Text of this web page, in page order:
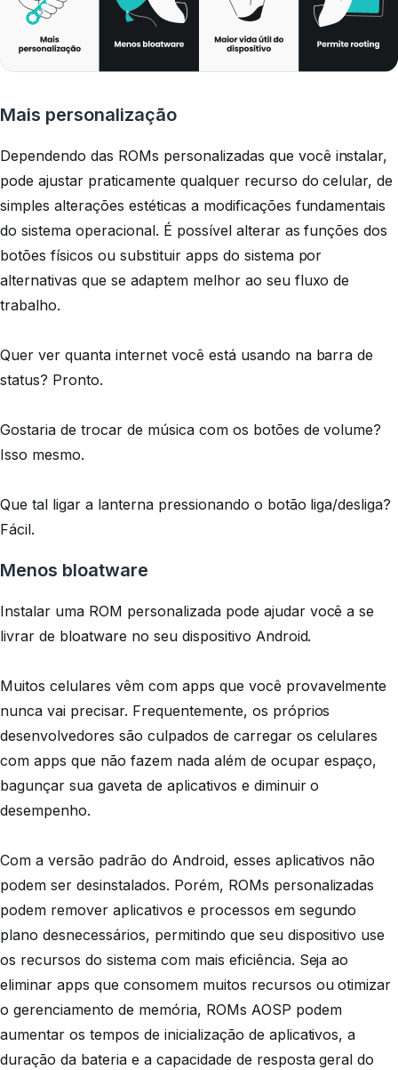
Mais personalização
Dependendo das ROMs personalizadas que você instalar,
pode ajustar praticamente qualquer recurso do celular, de
simples alterações estéticas a modificações fundamentais
do sistema operacional. É possível alterar as funções dos
botões físicos ou substituir apps do sistema por
alternativas que se adaptem melhor ao seu fluxo de
trabalho.
Quer ver quanta internet você está usando na barra de
status? Pronto.
Gostaria de trocar de música com os botões de volume?
Isso mesmo.
Que tal ligar a lanterna pressionando o botão liga/desliga?
Fácil.
Menos bloatware
Instalar uma ROM personalizada pode ajudar você a se
livrar de bloatware no seu dispositivo Android.
Muitos celulares vêm com apps que você provavelmente
nunca vai precisar. Frequentemente, os próprios
desenvolvedores são culpados de carregar os celulares
com apps que não fazem nada além de ocupar espaço,
bagunçar sua gaveta de aplicativos e diminuir o
desempenho.
Com a versão padrão do Android, esses aplicativos não
podem ser desinstalados. Porém, ROMs personalizadas
podem remover aplicativos e processos em segundo
plano desnecessários, permitindo que seu dispositivo use
os recursos do sistema com mais eficiência. Seja ao
eliminar apps que consomem muitos recursos ou otimizar
o gerenciamento de memória, ROMs AOSP podem
aumentar os tempos de inicialização de aplicativos, a
duração da bateria e a capacidade de resposta geral do